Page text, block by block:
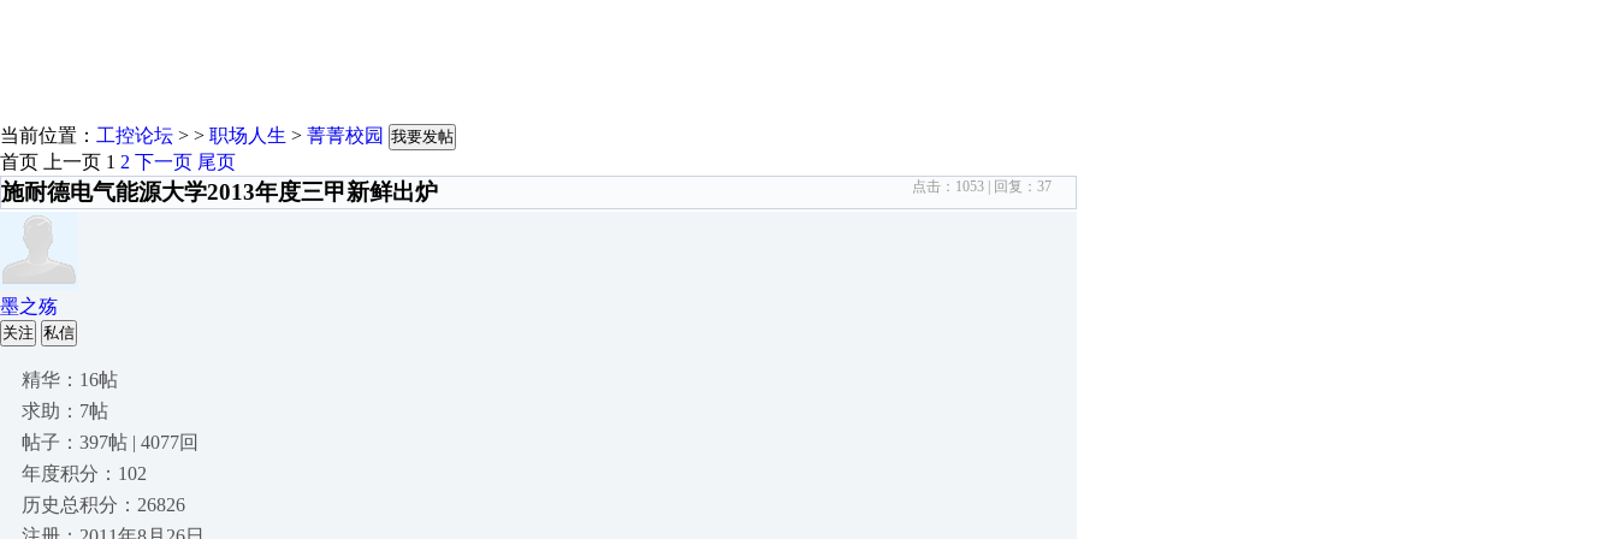
当前位置： 工控论坛 > > 职场人生 > 菁菁校园 我要发帖
首页 上一页 1 2 下一页 尾页
施耐德电气能源大学2013年度三甲新鲜出炉 点击： 1053 | 回复： 37
墨之殇
关注 私信
精华：16帖
求助：7帖
帖子：397帖 | 4077回
年度积分：102
历史总积分：26826